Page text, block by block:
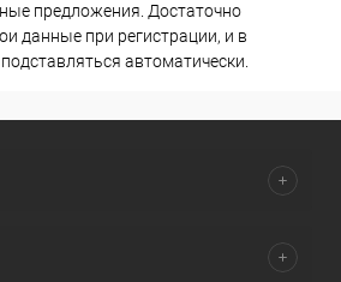
предложения. Достаточно
данные при регистрации, и в
автоматически.